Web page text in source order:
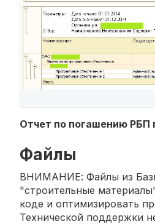
Отчет по погашению РБП
Файлы
ВНИМАНИЕ: Файлы из Базы
"строительные
коде и оптимизировать
Технической поддержки